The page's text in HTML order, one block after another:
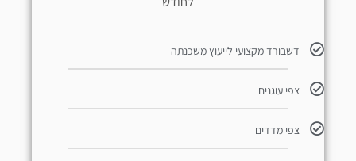
דשבורד מקצועי לייעוץ משכנתה
צפי עוגנים
צפי מדדים